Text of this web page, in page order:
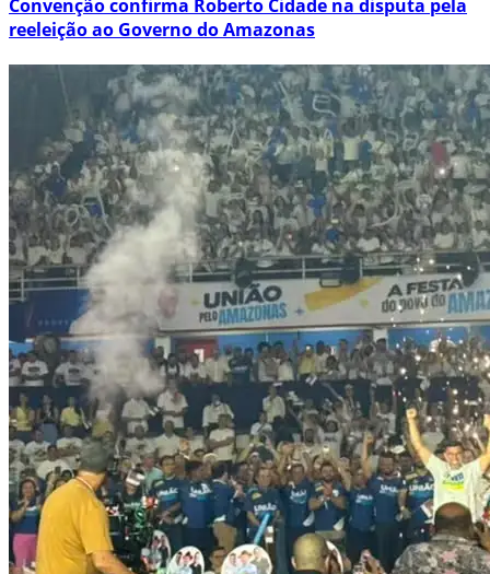
Convenção confirma Roberto Cidade na disputa pela
reeleição ao Governo do Amazonas